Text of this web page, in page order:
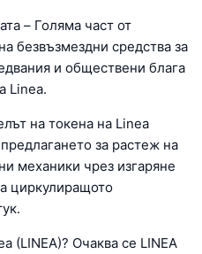
– Голяма част от
безвъзмездни средства за
и обществени блага
Linea.
на токена на Linea
за растеж на
механики чрез изгаряне
циркулиращото
(LINEA)? Очаква се LINEA